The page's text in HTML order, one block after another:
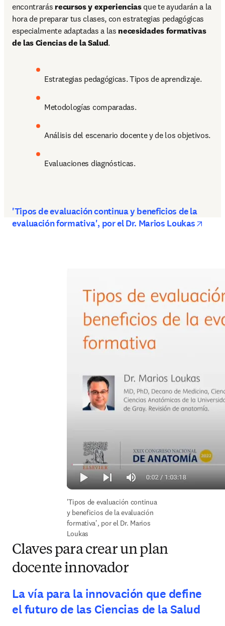
encontrarás recursos y experiencias que te ayudarán a la
hora de preparar tus clases, con estrategias pedagógicas
especialmente adaptadas a las necesidades formativas
de las Ciencias de la Salud.
Estrategias pedagógicas. Tipos de aprendizaje.
Metodologías comparadas.
Análisis del escenario docente y de los objetivos.
Evaluaciones diagnósticas.
'Tipos de evaluación continua y beneficios de la
evaluación formativa', por el Dr. Marios Loukas
'Tipos de evaluación continua
y beneficios de la evaluación
formativa', por el Dr. Marios
Loukas
Claves para crear un plan
docente innovador
La vía para la innovación que define
el futuro de las Ciencias de la Salud